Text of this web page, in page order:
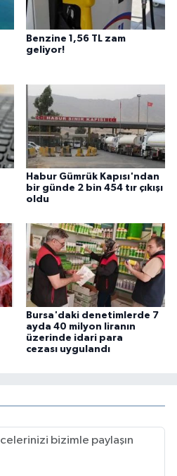
Benzine 1,56 TL zam
geliyor!
Habur Gümrük Kapısı'ndan
bir günde 2 bin 454 tır çıkışı
oldu
Bursa'daki denetimlerde 7
ayda 40 milyon liranın
üzerinde idari para
cezası uygulandı